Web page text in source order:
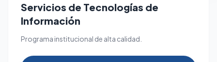
Servicios de Tecnologías de
Información
Programa institucional de alta calidad.